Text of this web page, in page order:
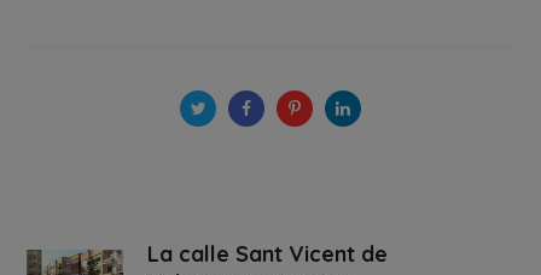
La calle Sant Vicent de